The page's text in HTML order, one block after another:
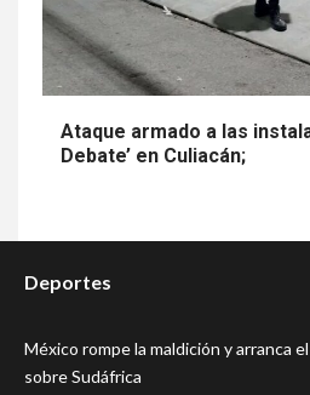
Ataque armado a las
Debate’ en Culiacán;
Deportes
México rompe la maldición y arranca
sobre Sudáfrica